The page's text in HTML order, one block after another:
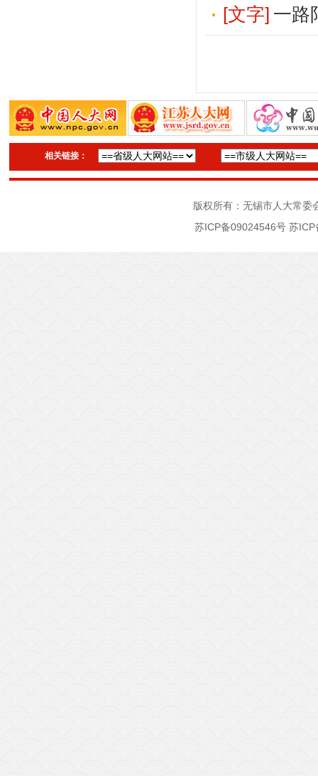
[文字] 一路
相关链接：
版权所有：无锡市人大常
苏ICP备09024546号 苏ICP